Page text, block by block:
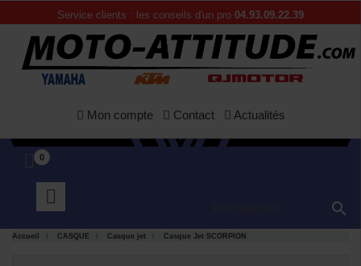
Service clients : les conseils d'un pro 04.93.09.22.39
Mon compte Contact Actualités
0

Accueil CASQUE Casque jet Casque Jet SCORPION